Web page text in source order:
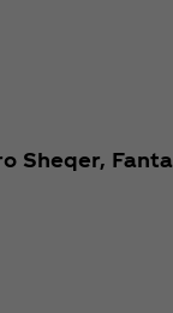
Sheqer, Fanta